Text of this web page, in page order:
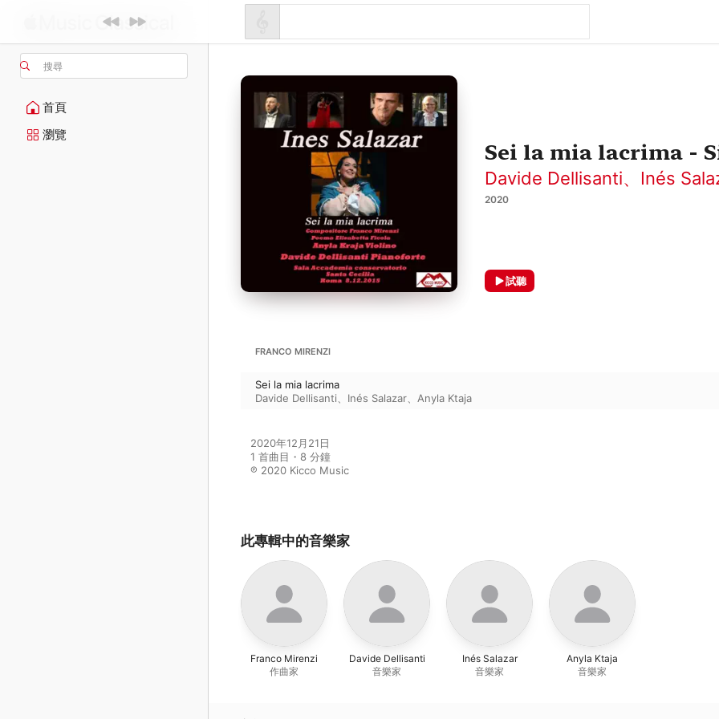
搜尋
首頁
瀏覽
Sei la mia lacrima -
Davide Dellisanti、 Inés
2020
試聽
FRANCO MIRENZI
Sei la mia lacrima
Davide Dellisanti
Inés Salazar Anyla Ktaja
2020年12月21日
1 首曲目・8 分鐘
℗ 2020 Kicco Music
此專輯中的音樂家
Franco Mirenzi
作曲家
Davide Dellisanti
音樂家
Inés Salazar
音樂家
Anyla Ktaja
音樂家